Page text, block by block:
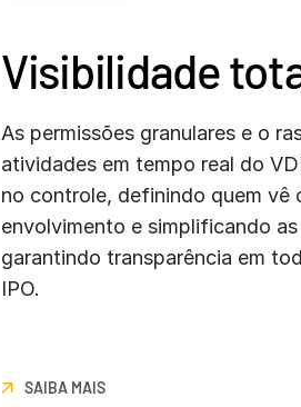
Visibilidade
As permissões granulares e o
atividades em tempo real do
no controle, definindo quem vê
envolvimento e simplificando
garantindo transparência em
IPO.
SAIBA MAIS